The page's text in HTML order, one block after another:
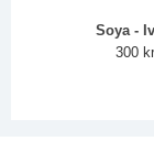
Soya -
300 kr